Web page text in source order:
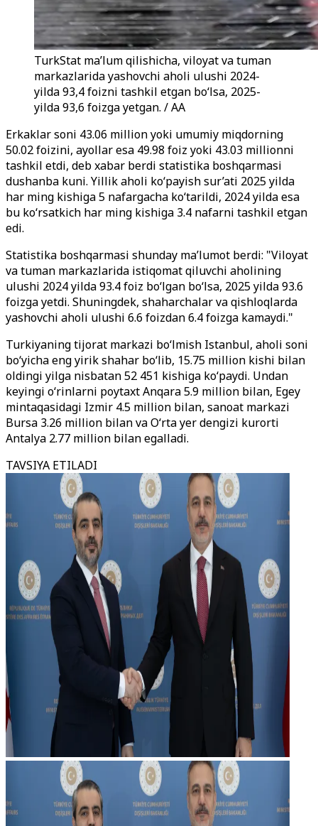
TurkStat maʼlum qilishicha, viloyat va tuman
markazlarida yashovchi aholi ulushi 2024-
yilda 93,4 foizni tashkil etgan boʻlsa, 2025-
yilda 93,6 foizga yetgan. / AA
Erkaklar soni 43.06 million yoki umumiy miqdorning
50.02 foizini, ayollar esa 49.98 foiz yoki 43.03 millionni
tashkil etdi, deb xabar berdi statistika boshqarmasi
dushanba kuni. Yillik aholi ko‘payish sur’ati 2025 yilda
har ming kishiga 5 nafargacha ko‘tarildi, 2024 yilda esa
bu ko‘rsatkich har ming kishiga 3.4 nafarni tashkil etgan
edi.
Statistika boshqarmasi shunday ma’lumot berdi: "Viloyat
va tuman markazlarida istiqomat qiluvchi aholining
ulushi 2024 yilda 93.4 foiz bo‘lgan bo‘lsa, 2025 yilda 93.6
foizga yetdi. Shuningdek, shaharchalar va qishloqlarda
yashovchi aholi ulushi 6.6 foizdan 6.4 foizga kamaydi."
Turkiyaning tijorat markazi bo‘lmish Istanbul, aholi soni
bo‘yicha eng yirik shahar bo‘lib, 15.75 million kishi bilan
oldingi yilga nisbatan 52 451 kishiga ko‘paydi. Undan
keyingi o‘rinlarni poytaxt Anqara 5.9 million bilan, Egey
mintaqasidagi Izmir 4.5 million bilan, sanoat markazi
Bursa 3.26 million bilan va O‘rta yer dengizi kurorti
Antalya 2.77 million bilan egalladi.
TAVSIYA ETILADI